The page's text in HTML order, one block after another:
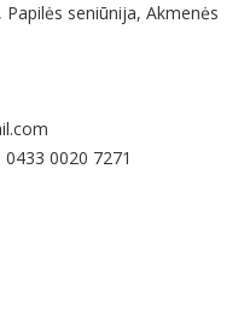
seniūnija, Akmenės
0020 7271